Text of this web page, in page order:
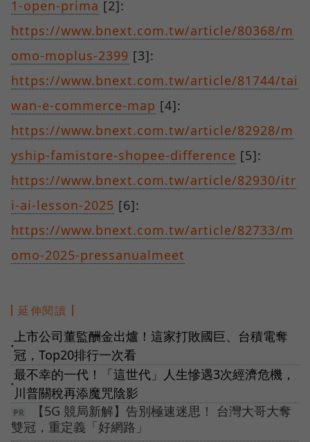
1-open-prima [2]:
https://www.bnext.com.tw/article/80368/m
omo-moplus-2399 [3]:
https://www.bnext.com.tw/article/81744/tai
wan-e-commerce-map [4]:
https://www.bnext.com.tw/article/82928/m
yship-famistore-shopee-difference [5]:
https://www.bnext.com.tw/article/82930/itr
i-ai-lesson-2025 [6]:
https://www.bnext.com.tw/article/82733/m
omo-2025-pressanualmeet
延伸閱讀
●
上市公司董監酬金出爐！這家打敗國巨、台積電奪
冠，Top20排行一次看
●
最不幸的一代！「這世代」人生慘遇3次經濟危機，
川普關稅再添魔咒陰影
【5G 競局新解】告別極速迷思！ 台灣大哥大奪
雙冠，重定義「好網路」